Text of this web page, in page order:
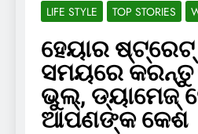
LIFE STYLE TOP STORIES
ହେୟାର
ସମୟରେ କରନ୍ତୁ
ଭୁଲ୍, ଡ୍ୟାମେଜ୍
ଆପଣଙ୍କ କେଶ